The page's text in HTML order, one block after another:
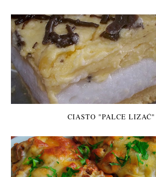
CIASTO "PALCE LIZAĆ"